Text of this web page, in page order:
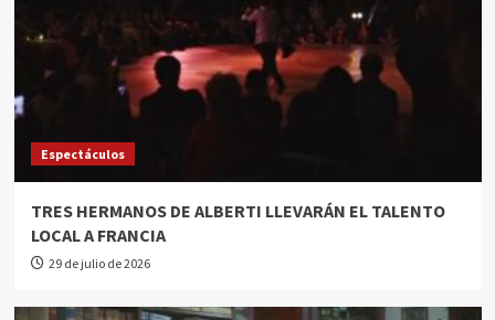
Espectáculos
TRES HERMANOS DE ALBERTI LLEVARÁN EL TALENTO
LOCAL A FRANCIA
29 de julio de 2026